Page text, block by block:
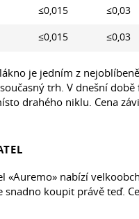
≤0,015 ≤0,03
≤0,015 ≤0,03
je jedním z
trh. V dnešní
drahého niklu. Cena
«Auremo» nabízí
snadno koupit právě teď.